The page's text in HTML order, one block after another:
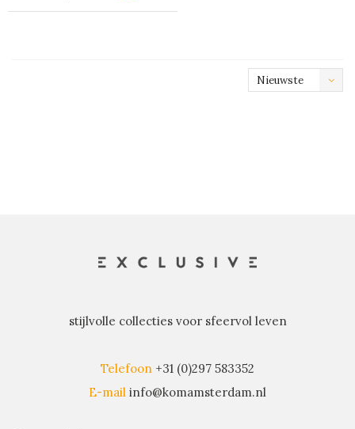
Nieuwste
stijlvolle collecties voor sfeervol leven
Telefoon +31 (0)297 583352
E-mail info@komamsterdam.nl